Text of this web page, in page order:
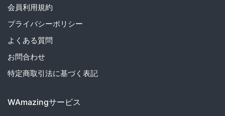
会員利用規約
プライバシーポリシー
よくある質問
お問合わせ
特定商取引法に基づく表記
WAmazingサービス